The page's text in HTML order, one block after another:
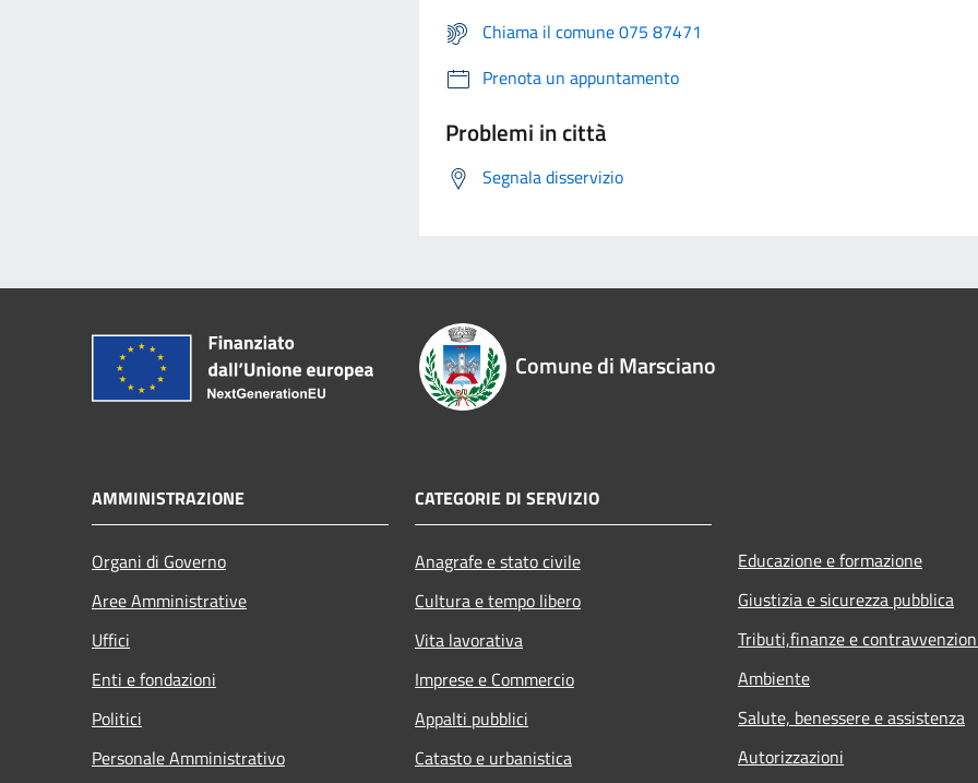
Chiama il comune 075 87471
Prenota un appuntamento
Problemi in città
Segnala disservizio
Comune di Marsciano
AMMINISTRAZIONE
Organi di Governo
Aree Amministrative
Uffici
Enti e fondazioni
Politici
Personale Amministrativo
CATEGORIE DI SERVIZIO
Anagrafe e stato civile
Cultura e tempo libero
Vita lavorativa
Imprese e Commercio
Appalti pubblici
Catasto e urbanistica
Educazione e formazione
Giustizia e sicurezza pubblica
Tributi,finanze e
Ambiente
Salute, benessere e assistenza
Autorizzazioni